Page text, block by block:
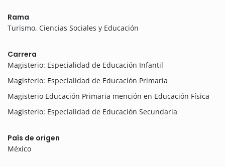
Rama
Turismo, Ciencias Sociales y Educación
Carrera
Magisterio: Especialidad de Educación Infantil
Magisterio: Especialidad de Educación Primaria
Magisterio Educación Primaria mención en Educación Física
Magisterio: Especialidad de Educación Secundaria
País de origen
México